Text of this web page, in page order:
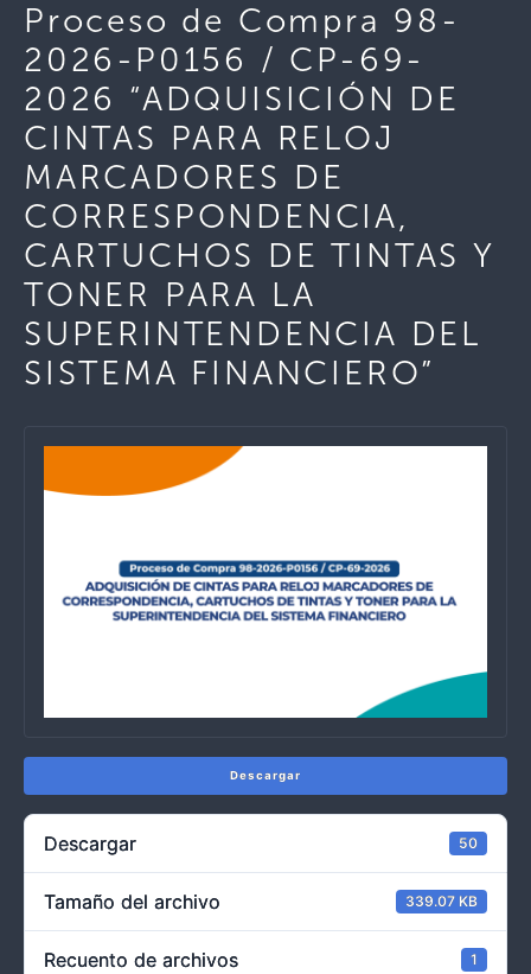
Proceso de Compra 98-
2026-P0156 / CP-69-
2026 “ADQUISICIÓN DE
CINTAS PARA RELOJ
MARCADORES DE
CORRESPONDENCIA,
CARTUCHOS DE TINTAS Y
TONER PARA LA
SUPERINTENDENCIA DEL
SISTEMA FINANCIERO”
Descargar
Descargar 50
Tamaño del archivo 339.07 KB
Recuento de archivos 1